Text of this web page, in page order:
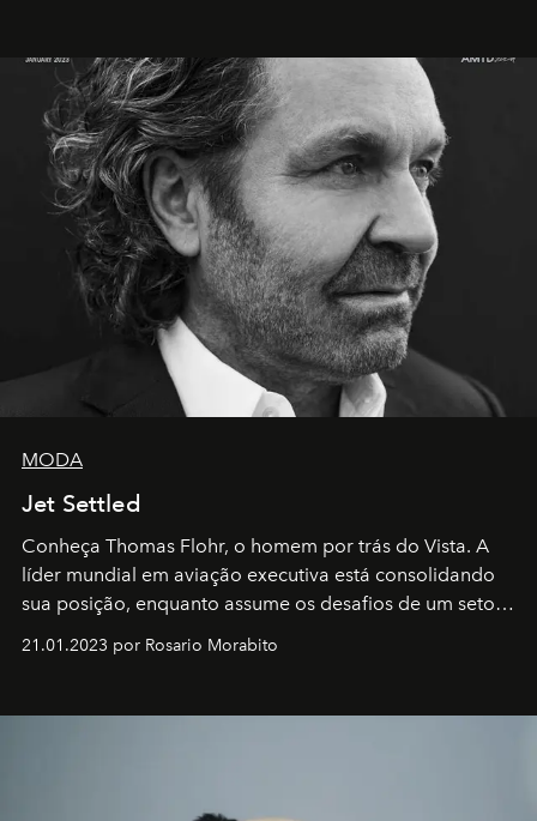
MODA
Jet Settled
Conheça Thomas Flohr, o homem por trás do Vista. A
líder mundial em aviação executiva está consolidando
sua posição, enquanto assume os desafios de um setor
em rápida evolução e redefinindo o conceito de luxo
21.01.2023 por Rosario Morabito